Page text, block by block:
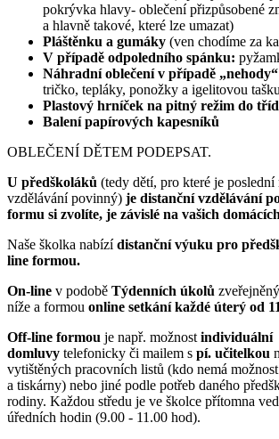
pokrývka hlavy- oblečení přizpůsobené
a hlavně takové, které lze umazat)
Pláštěnku a gumáky (ven chodíme za
V případě odpoledního spánku:
Náhradní oblečení v případě „nehody“
tričko, tepláky, ponožky a igelitovou
Plastový hrníček na pitný režim do
Balení papírových kapesníků
OBLEČENÍ DĚTEM PODEPSAT.
U předškoláků (tedy dětí, pro které je
vzdělávání povinný) je distanční vzdělávání
formu si zvolíte, je závislé na vašich
Naše školka nabízídistanční výuku pro
line formou.
On-line v podobě Týdenních úkolů
níže a formou online setkání každé úterý od
Off-line formou je např. možnost individuální
domluvy telefonicky či mailem s pí. učitelkou
vytištěných pracovních listů (kdo nemá
a tiskárny) nebo jiné podle potřeb daného
rodiny. Každou středu je ve školce přítomna
úředních hodin (9.00 - 11.00 hod).